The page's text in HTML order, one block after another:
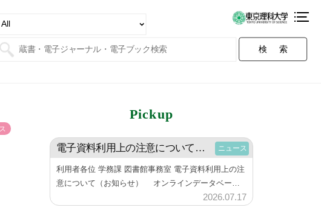
検索
ス
Pickup
2026.07.17
電子資料利用上の注意について（お知らせ） ニュース
利用者各位 学務課 図書館事務室 電子資料利用上の注
意について（お知らせ） オンラインデータベース
および、電子ジャーナル・電子ブックなど電子資料の